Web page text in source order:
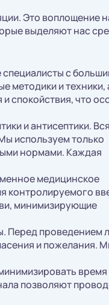
Это воплощение
выделяют нас
с
методики и техники,
спокойствия, что
и антисептики. Вся
используем только
нормами. Каждая
медицинское
контролируемого
минимизирующие
Перед проведением
и пожелания.
время
позволяют